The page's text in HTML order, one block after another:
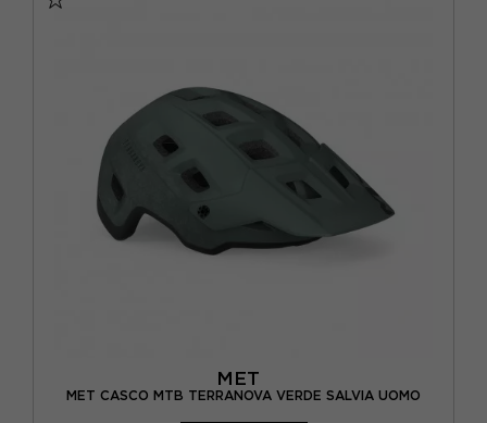
MET
MET CASCO MTB TERRANOVA VERDE SALVIA UOMO